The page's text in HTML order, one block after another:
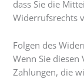
dass Sie die
Widerrufsrechts
Folgen des
Wenn Sie
Zahlungen, die